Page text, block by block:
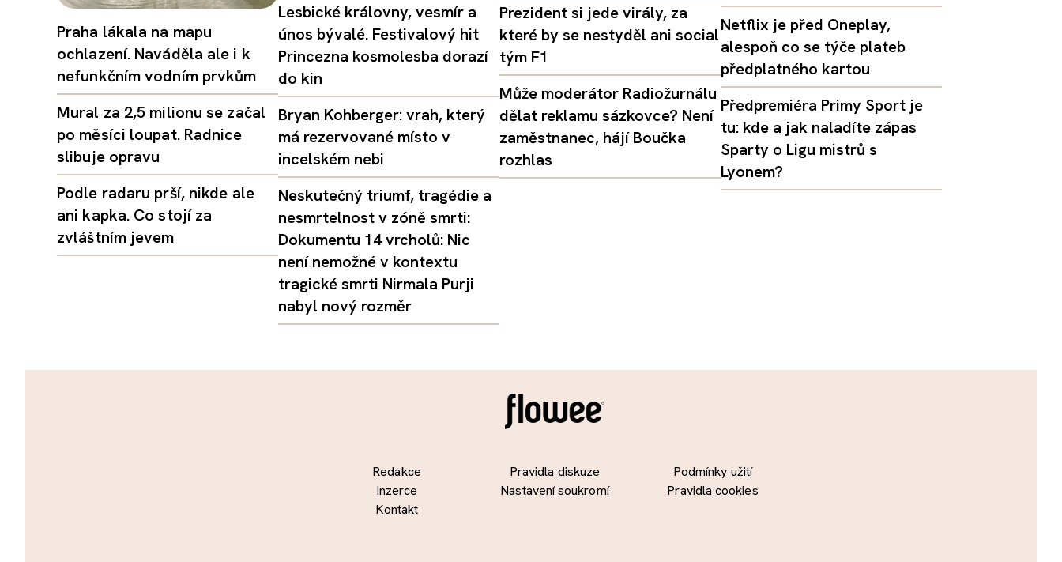
Praha lákala na mapu
ochlazení. Naváděla ale i k
nefunkčním vodním prvkům
Mural za 2,5 milionu se začal
po měsíci loupat. Radnice
slibuje opravu
Podle radaru prší, nikde ale
ani kapka. Co stojí za
zvláštním jevem
Lesbické královny, vesmír a
únos bývalé. Festivalový hit
Princezna kosmolesba dorazí
do kin
Bryan Kohberger: vrah, který
má rezervované místo v
incelském nebi
Neskutečný triumf, tragédie a
nesmrtelnost v zóně smrti:
Dokumentu 14 vrcholů: Nic
není nemožné v kontextu
tragické smrti Nirmala Purji
nabyl nový rozměr
Prezident si jede virály, za
které by se nestyděl ani social
tým F1
Může moderátor Radiožurnálu
dělat reklamu sázkovce? Není
zaměstnanec, hájí Boučka
rozhlas
Netflix je před Oneplay,
alespoň co se týče plateb
předplatného kartou
Předpremiéra Primy Sport je
tu: kde a jak naladíte zápas
Sparty o Ligu mistrů s
Lyonem?
Redakce
Inzerce
Kontakt
Pravidla diskuze
Nastavení soukromí
Podmínky užití
Pravidla cookies